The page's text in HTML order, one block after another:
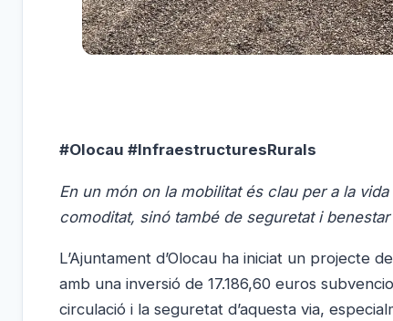
#Olocau #InfraestructuresRurals
En un món on la mobilitat és clau per a la
comoditat, sinó també de seguretat i
L’Ajuntament d’Olocau ha iniciat un projecte
amb una inversió de 17.186,60 euros
circulació i la seguretat d’aquesta via,